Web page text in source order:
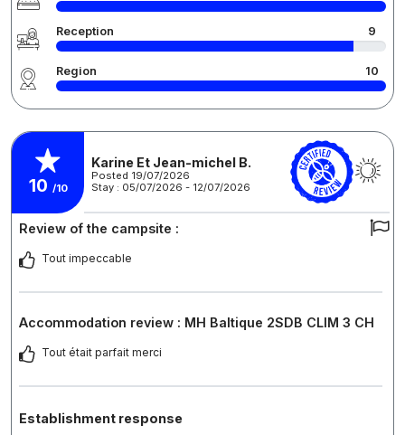
Reception 9
Region 10
10 /10
Karine Et Jean-michel B.
Posted 19/07/2026
Stay : 05/07/2026 - 12/07/2026
Review of the campsite :
Tout impeccable
Accommodation review : MH Baltique 2SDB CLIM 3 CH
Tout était parfait merci
Establishment response